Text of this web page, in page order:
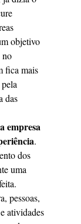
objetivo
no
fica mais
das
empresa
.
dos
uma
pessoas,
atividades